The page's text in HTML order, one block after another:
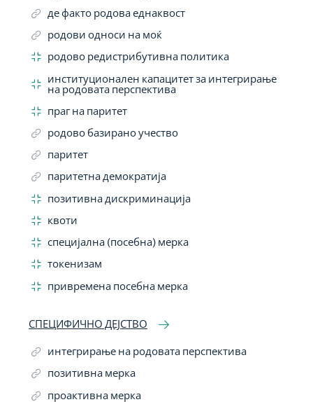
де факто родова еднаквост
родови односи на моќ
родово редистрибутивна политика
институционален капацитет за интегрирање
на родовата перспектива
праг на паритет
родово базирано учество
паритет
паритетна демократија
позитивна дискриминација
квоти
специјална (посебна) мерка
токенизам
привремена посебна мерка
СПЕЦИФИЧНО ДЕЈСТВО
интегрирање на родовата перспектива
позитивна мерка
проактивна мерка